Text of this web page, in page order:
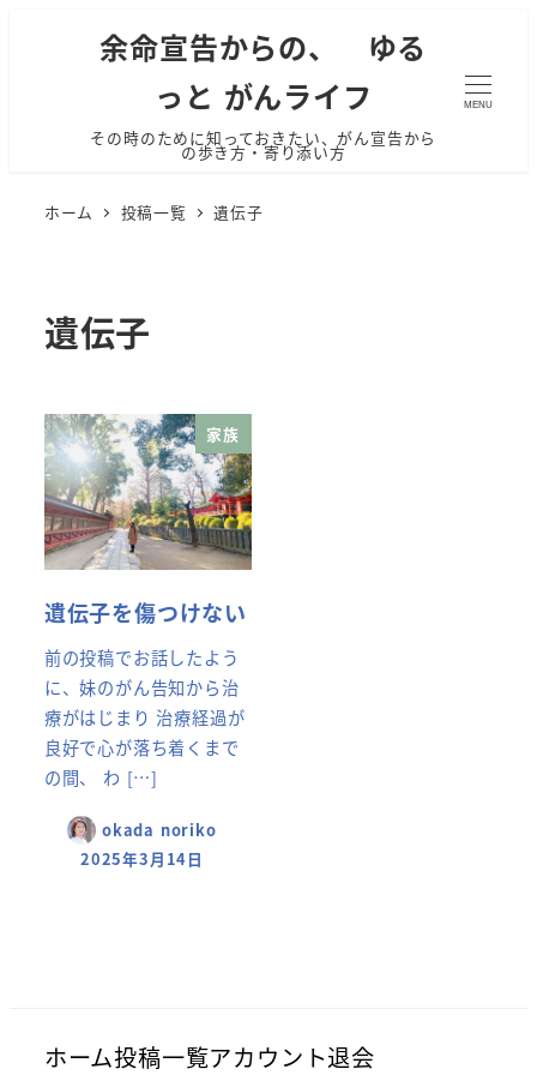
余命宣告からの、 ゆる
っと がんライフ
その時のために知っておきたい、がん宣告から
の歩き方・寄り添い方
MENU
ホーム 投稿一覧 遺伝子
遺伝子
家族
遺伝子を傷つけない
前の投稿でお話したよう
に、妹のがん告知から治
療がはじまり 治療経過が
良好で心が落ち着くまで
の間、 わ […]
okada noriko
2025年3月14日
ホーム投稿一覧アカウント退会